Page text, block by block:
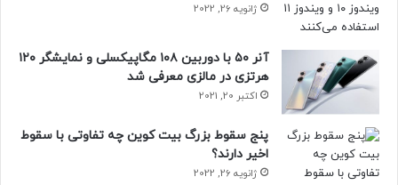
ژانویه 26, 2022
آنر ۵۰ با دوربین ۱۰۸ مگاپیکسلی و نمایشگر ۱۲۰
هرتزی در مالزی معرفی شد
اکتبر 20, 2021
پنج سقوط بزرگ بیت کوین چه تفاوتی با سقوط
اخیر دارند؟
ژانویه 26, 2022